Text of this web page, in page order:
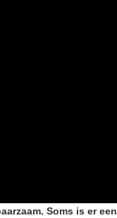
Soms is er een